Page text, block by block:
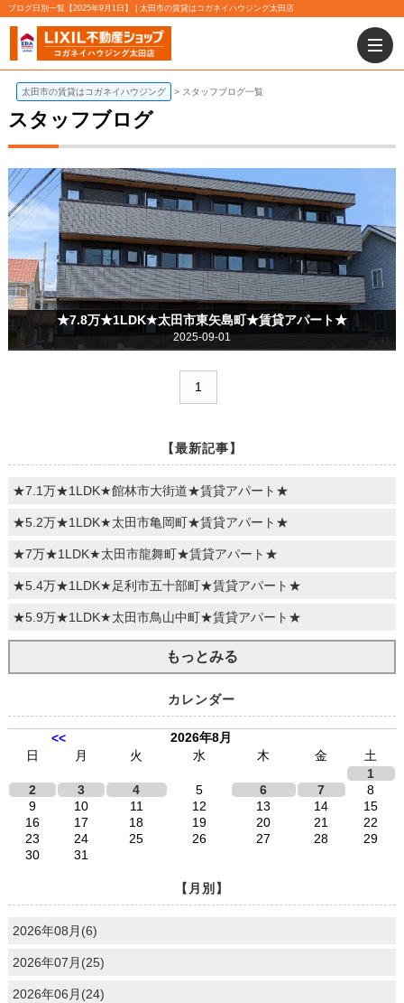
ブログ日別一覧【2025年9月1日】 | 太田市の賃貸はコガネイハウジング太田店
太田市の賃貸はコガネイハウジング スタッフブログ一覧
スタッフブログ
★7.8万★1LDK★太田市東矢島町★賃貸アパート★
2025-09-01
1
【最新記事】
★7.1万★1LDK★館林市大街道★賃貸アパート★
★5.2万★1LDK★太田市亀岡町★賃貸アパート★
★7万★1LDK★太田市龍舞町★賃貸アパート★
★5.4万★1LDK★足利市五十部町★賃貸アパート★
★5.9万★1LDK★太田市鳥山中町★賃貸アパート★
もっとみる
カレンダー
<<
2026年8月
日
月 火 水 木 金
土
1
2
3 4 5 6 7
8
9
10 11 12 13 14
15
16
17 18 19 20 21
22
23
24 25 26 27 28
29
30
31
【月別】
2026年08月(6)
2026年07月(25)
2026年06月(24)